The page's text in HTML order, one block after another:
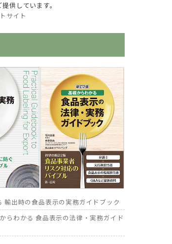
供しています。
サイト
輸出時の食品表示の実務ガイドブック
らわかる 食品表示の法律・実務ガイド